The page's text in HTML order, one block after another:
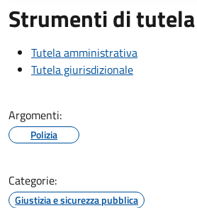
Strumenti di tutela
Tutela amministrativa
Tutela giurisdizionale
Argomenti:
Polizia
Categorie:
Giustizia e sicurezza pubblica